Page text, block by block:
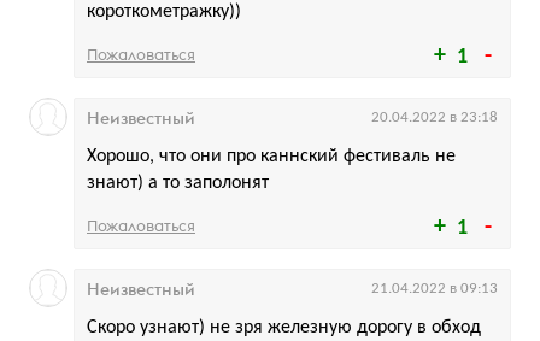
1
короткометражку))
Пожаловаться
1
Хорошо, что они про каннский фестиваль не
знают) а то заполонят
Неизвестный 20.04.2022 в 23:18
Пожаловаться
Скоро узнают) не зря железную дорогу в обход
Неизвестный 21.04.2022 в 09:13